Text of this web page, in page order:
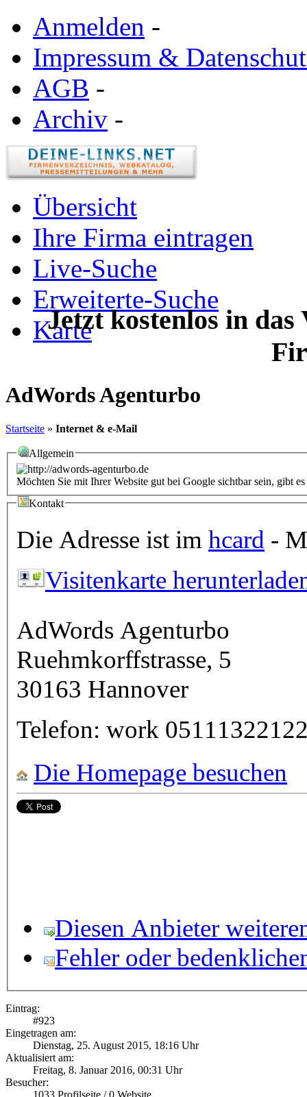
Anmelden -
Impressum &
AGB -
Archiv -
Übersicht
Ihre Firma eintragen
Live-Suche
Erweiterte-Suche
Karte
Jetzt kostenlos in
AdWords Agenturbo
Startseite » Internet & e-Mail
Allgemein
Möchten Sie mit Ihrer Website gut bei Google sichtbar sein, gibt
Kontakt
Die Adresse ist im hcard -
Visitenkarte
AdWords Agenturbo
Ruehmkorffstrasse, 5
30163 Hannover
Telefon: work
Die Homepage besuchen
Diesen Anbieter
Fehler oder
Eintrag:
#923
Eingetragen am:
Dienstag, 25. August 2015, 18:16 Uhr
Aktualisiert am:
Freitag, 8. Januar 2016, 00:31 Uhr
Besucher:
1033 Profilseite /0 Website